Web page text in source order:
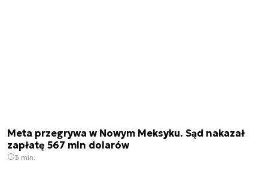
Meta przegrywa w Nowym Meksyku. Sąd nakazał
zapłatę 567 mln dolarów
3 min.